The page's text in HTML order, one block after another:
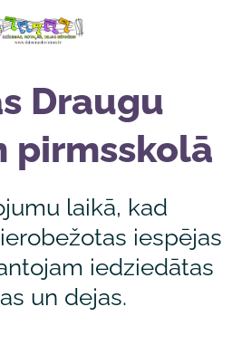
Draugu
pirmsskolā
laikā, kad
iespējas
iedziedātas
un dejas.